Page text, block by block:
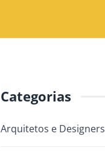
Categorias
Arquitetos e Designers